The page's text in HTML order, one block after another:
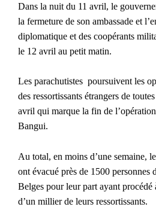
Dans la nuit du 11 avril, le
la fermeture de son ambassade et
diplomatique et des coopérants
le 12 avril au petit matin.
Les parachutistes poursuivent les
des ressortissants étrangers de
avril qui marque la fin de
Bangui.
Au total, en moins d’une semaine,
ont évacué près de 1500 personnes
Belges pour leur part ayant procédé
d’un millier de leurs ressortissants.